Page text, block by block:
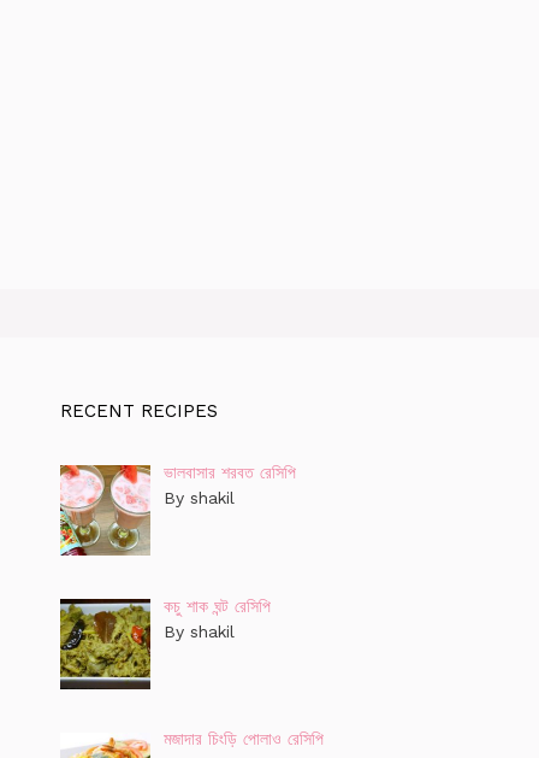
RECENT RECIPES
ভালবাসার শরবত রেসিপি
By shakil
কচু শাক ঘন্ট রেসিপি
By shakil
মজাদার চিংড়ি পোলাও রেসিপি